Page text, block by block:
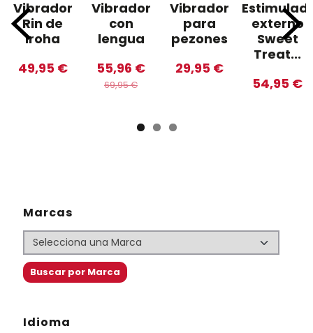
Marcas
Idioma
Vibrador
Rin de
Iroha
49,95 €
Vibrador
con
lengua
55,96 €
69,95 €
Vibrador
para
pezones
29,95 €
externo
Sweet
Treat...
54,95 €